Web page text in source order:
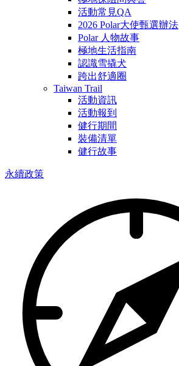
活動常見QA
2026 Polar大使甄選辦法
Polar 人物故事
極地生活指南
認識雪撬犬
跨出舒適圈
Taiwan Trail
活動資訊
活動報到
健行期間
裝備清單
健行故事
永續政策